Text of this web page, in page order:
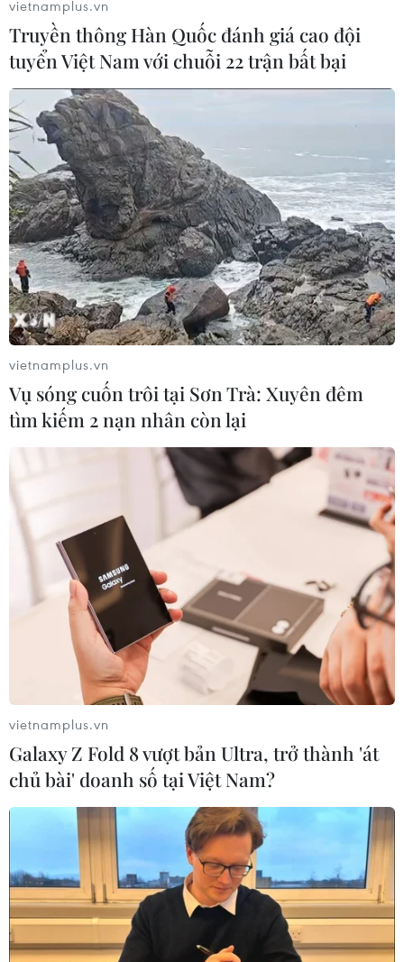
Những thông tin đáng chú ý
của trận chung kết Pháp-Bồ Đào Nha
09/07/2016 01:52
Chủ nhà Pháp và Bồ Đào Nha đã trở thành hai đội
bóng góp mặt ở trận chung kết EURO 2016 - trận đấu
diễn ra trên sân Stade de France vào 2g00 rạng sáng
11/7.
Griezmann hiệu quả hơn, nhưng truyền
thông là của Ronaldo
09/07/2016 02:08
Antoine Griezmann là cầu thủ hiệu quả và đáng xem
hơn so với Cristiano Ronaldo. Nhưng nếu EURO 2016
quyết định trực tiếp đến Quả bóng ​vàng, Griezmann
còn lâu mới sánh được với Ronaldo.
vietnamplus.vn
Truyền thông Hàn Quốc đánh giá cao đội
tuyển Việt Nam với chuỗi 22 trận bất bại
vietnamplus.vn
Vụ sóng cuốn trôi tại Sơn Trà: Xuyên đêm
tìm kiếm 2 nạn nhân còn lại
vietnamplus.vn
Galaxy Z Fold 8 vượt bản Ultra, trở thành 'át
chủ bài' doanh số tại Việt Nam?